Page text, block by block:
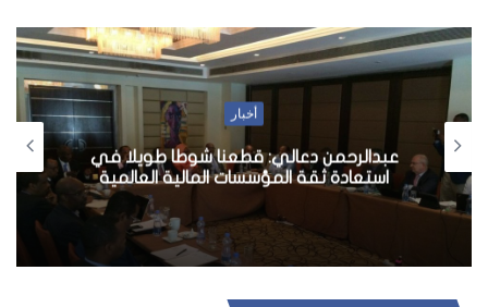
ق
ع
ا
ل
ي
أخبار
عبدالرحمن دعالي: قطعنا شوطا طويلا في
استعادة ثقة المؤسسات المالية العالمية